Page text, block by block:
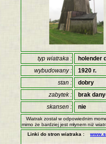
typ wiatraka :
holender
wybudowany :
1920 r.
stan :
dobry
zabytek :
brak
skansen :
nie
Wiatrak został w odpowiednim
mimo że bardziej jest młynem niż
Linki do stron wiatraka :